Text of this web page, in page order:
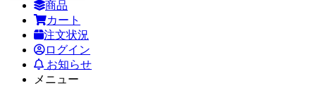
商品
カート
注文状況
ログイン
お知らせ
メニュー